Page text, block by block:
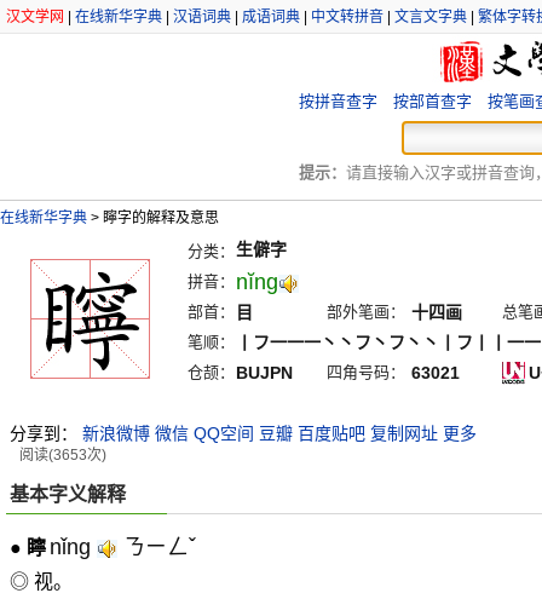
汉文学网 在线新华字典 汉语词典 成语词典 中文转拼音 文言文字典 繁体字转
按拼音查字 按部首查字 按笔画
提示： 请直接输入汉字或拼音查询
在线新华字典 > 矃字的解释及意思
分类： 生僻字
拼音： nĭng
部首： 目 部外笔画： 十四画
总笔
笔顺：
丨フ一一一丶丶フ丶フ丶丶丨フ丨丨一
仓颉： BUJPN 四角号码： 63021
分享到： 新浪微博 微信 QQ空间 豆瓣 百度贴吧 复制网址 更多
阅读(3653次)
基本字义解释
● 矃 nǐng ㄋㄧㄥˇ
◎ 视。